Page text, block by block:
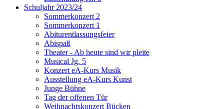
Schuljahr 2023/24
Sommerkonzert 2
Sommerkonzert 1
Abiturentlassungsfeier
Abispaß
Theater - Ab heute sind wir pleite
Musical Jg. 5
Konzert eA-Kurs Musik
Ausstellung eA-Kurs Kunst
Junge Bühne
Tag der offenen Tür
Weihnachtskonzert Bücken